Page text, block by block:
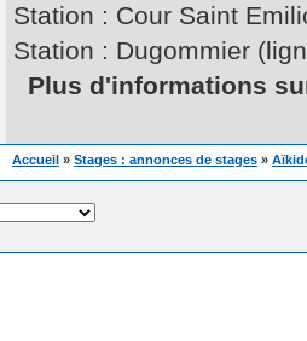
Station : Cour Saint
Station : Dugommier
Plus d'informations
Accueil » Stages : annonces de stages »